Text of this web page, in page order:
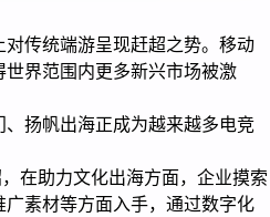
传统端游呈现赶超之势。移动
界范围内更多新兴市场被激
扬帆出海正成为越来越多电竞
在助力文化出海方面，企业摸索
素材等方面入手，通过数字化